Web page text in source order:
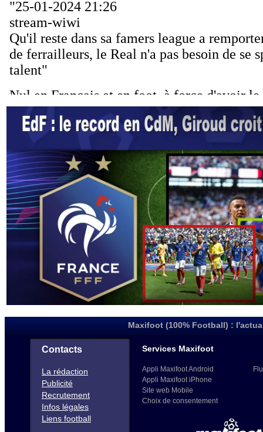
Maxifoot (100% Football) :
Contacts
La rédaction
Publicité
Recrutement
Infos légales
Liens football
Services Maxifoot
Appli Maxifoot Android
Appli Maxifoot iPhone
Site web Mobile
Choix de consentement